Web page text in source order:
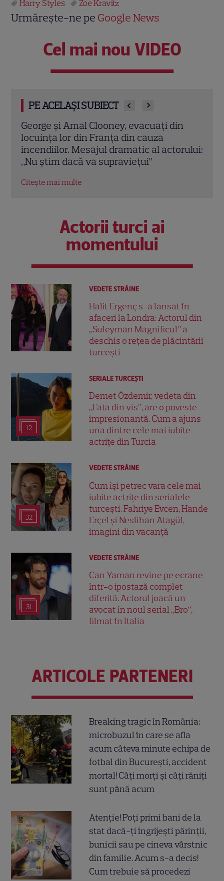
Harry Styles Zoe Kravitz
Urmărește-ne pe Google News
Cel mai nou VIDEO
PE ACELAȘI SUBIECT
Amal Clooney, evacuați din
lor din Franța din cauza
Mesajul dramatic al actorului:
dacă va supraviețui”
multe
Elon Musk, atac
premiat cu
documentarul
232 de minute
Actorii turci ai
momentului
VEDETE STRĂINE
Halit Ergenç s-a lansat în
afaceri la Londra: Actorul din
„Suleyman Magnificul” a
deschis o rețea de plăcintării
turcești
12
SERIALE TURCEŞTI
Demet Özdemir, vedeta din
„Fata din vis”, are o poveste
impresionantă. Cum a ajuns
una dintre cele mai iubite
actrițe din Turcia
32
VEDETE STRĂINE
Cum își petrec vara cele mai
iubite actrițe din serialele
turcești. Fahriye Evcen, Hande
Erçel și Neslihan Atagül,
imagini din vacanță
31
VEDETE STRĂINE
Can Yaman revine pe ecrane
într-o ipostază complet
diferită. Actorul joacă un
avocat în noul serial „Bro”,
filmat în Italia
ARTICOLE PARTENERI
Breaking tragic în România:
microbuzul în care se afla
acum câteva minute echipa de
fotbal din București, accident
mortal! Câți morți și câți răniți
sunt până acum
Atenție! Poți primi bani de la
stat dacă-ți îngrijești părinții,
bunicii sau pe cineva vârstnic
din familie. Acum s-a decis!
Cum trebuie să procedezi